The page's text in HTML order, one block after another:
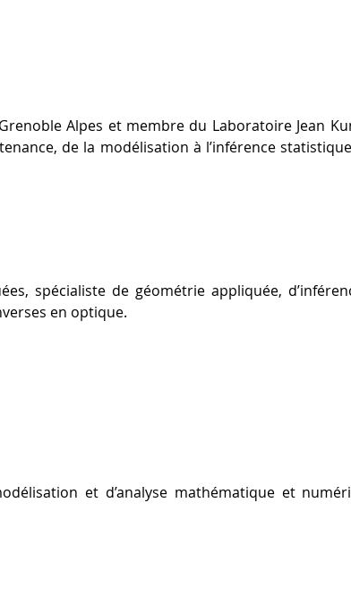
Alpes et membre du Laboratoire Jean
de la modélisation à l’inférence
spécialiste de géométrie appliquée,
en optique.
et d’analyse mathématique et